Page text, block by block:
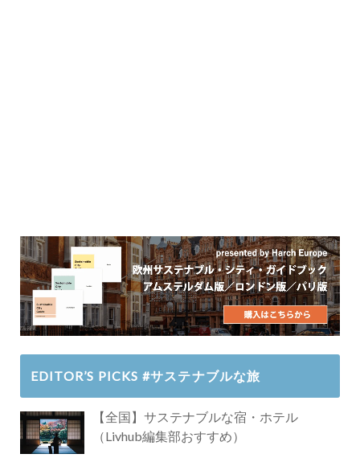
EDITOR’S PICKS #サステナブルな旅
【全国】サステナブルな宿・ホテル
（Livhub編集部おすすめ）